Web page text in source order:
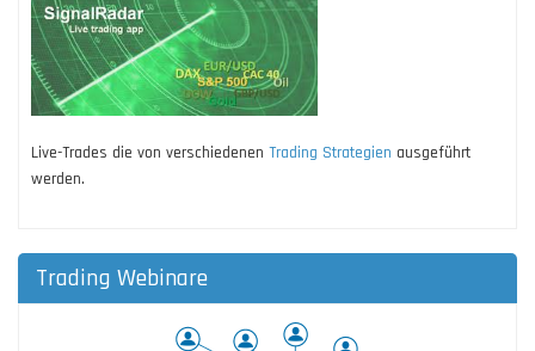
Live-Trades die von verschiedenen Trading Strategien ausgeführt
werden.
Trading Webinare